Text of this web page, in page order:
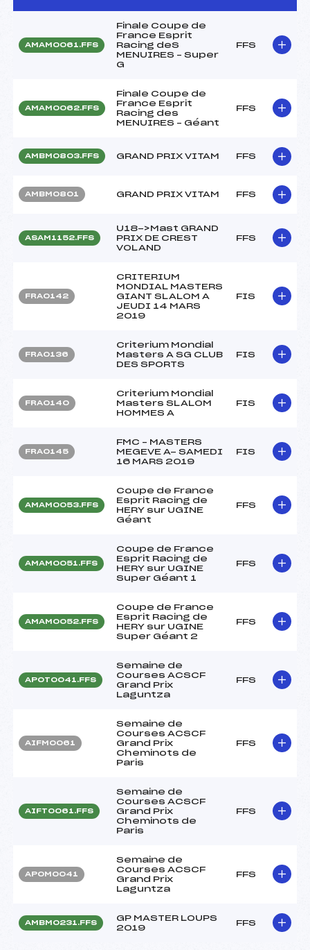
AMAM0061.FFS
Finale Coupe de
France Esprit
Racing deS
MENUIRES – Super
G
FFS
AMAM0062.FFS
Finale Coupe de
France Esprit
Racing des
MENUIRES – Géant
FFS
AMBM0803.FFS GRAND PRIX VITAM FFS
AMBM0801 GRAND PRIX VITAM FFS
ASAM1152.FFS
U18->Mast GRAND
PRIX DE CREST
VOLAND
FFS
FRA0142
CRITERIUM
MONDIAL MASTERS
GIANT SLALOM A
JEUDI 14 MARS
2019
FIS
FRA0136
Criterium Mondial
Masters A SG CLUB
DES SPORTS
FIS
FRA0140
Criterium Mondial
Masters SLALOM
HOMMES A
FIS
FRA0145
FMC – MASTERS
MEGEVE A- SAMEDI
16 MARS 2019
FIS
AMAM0053.FFS
Coupe de France
Esprit Racing de
HERY sur UGINE
Géant
FFS
AMAM0051.FFS
Coupe de France
Esprit Racing de
HERY sur UGINE
Super Géant 1
FFS
AMAM0052.FFS
Coupe de France
Esprit Racing de
HERY sur UGINE
Super Géant 2
FFS
APOT0041.FFS
Semaine de
Courses ACSCF
Grand Prix
Laguntza
FFS
AIFM0061
Semaine de
Courses ACSCF
Grand Prix
Cheminots de
Paris
FFS
AIFT0061.FFS
Semaine de
Courses ACSCF
Grand Prix
Cheminots de
Paris
FFS
APOM0041
Semaine de
Courses ACSCF
Grand Prix
Laguntza
FFS
AMBM0231.FFS
GP MASTER LOUPS
2019
FFS